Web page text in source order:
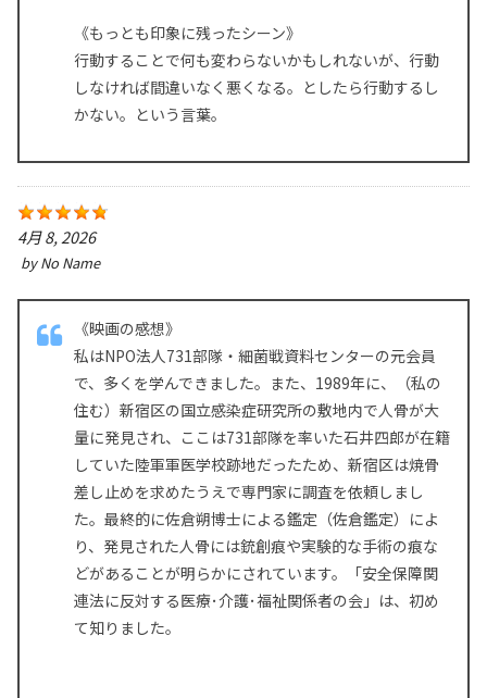
《もっとも印象に残ったシーン》
行動することで何も変わらないかもしれないが、行動
しなければ間違いなく悪くなる。としたら行動するし
かない。という言葉。
4月 8, 2026
byNo Name
《映画の感想》
私はNPO法人731部隊・細菌戦資料センターの元会員
で、多くを学んできました。また、1989年に、（私の
住む）新宿区の国立感染症研究所の敷地内で人骨が大
量に発見され、ここは731部隊を率いた石井四郎が在籍
していた陸軍軍医学校跡地だったため、新宿区は焼骨
差し止めを求めたうえで専門家に調査を依頼しまし
た。最終的に‎佐倉朔博士による鑑定（佐倉鑑定）によ
り、発見された人骨には銃創痕や実験的な手術の痕な
どがあることが明らかにされています。「安全保障関
連法に反対する医療･介護･福祉関係者の会」は、初め
て知りました。